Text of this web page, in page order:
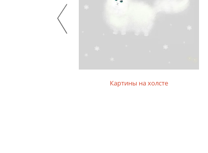
Картины на холсте